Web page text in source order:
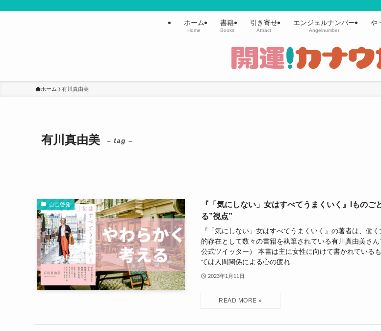
ホーム
Home
書籍
Books
引き寄せ
Attract
エンジェルナンバー
Angelnumber
や
ホーム 有川真由美
有川真由美 – tag –
自己啓発
『「気にしない」女はすべてうまくいく』Ιものご
る”視点”
『「気にしない」女はすべてうまくいく』の著者は、働
的存在として数々の書籍を執筆されている有川真由美さ
公式ツイッター） 本書は主に女性に向けて書かれている
ては人間関係による心の疲れ...
2023年1月11日